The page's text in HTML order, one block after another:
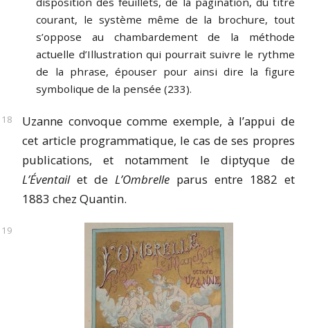
courant, le système même de la brochure, tout
s’oppose au chambardement de la méthode
actuelle d’Illustration qui pourrait suivre le rythme
de la phrase, épouser pour ainsi dire la figure
symbolique de la pensée (233).
Uzanne convoque comme exemple, à l’appui de
cet article programmatique, le cas de ses propres
publications, et notamment le diptyque de
L’Éventailet deL’Ombrelle parus entre 1882 et
1883 chez Quantin.